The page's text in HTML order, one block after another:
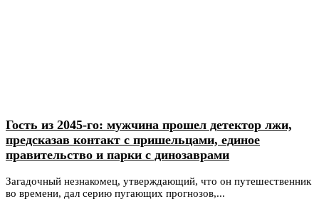
Гость из 2045-го: мужчина прошел детектор лжи,
предсказав контакт с пришельцами, единое
правительство и парки с динозаврами
Загадочный незнакомец, утверждающий, что он путешественник
во времени, дал серию пугающих прогнозов,...